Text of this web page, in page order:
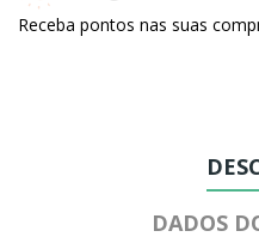
Receba pontos nas suas
DADOS